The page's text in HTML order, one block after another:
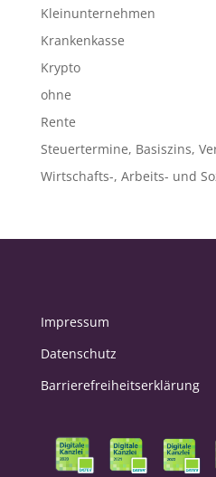
Kleinunternehmen
Krankenkasse
Krypto
ohne
Rente
Steuertermine, Basiszins,
Wirtschafts-, Arbeits- und
Impressum
Datenschutz
Barrierefreiheitserklärung